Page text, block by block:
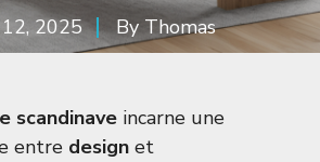
2025 By Thomas
scandinave incarne une
entre design et